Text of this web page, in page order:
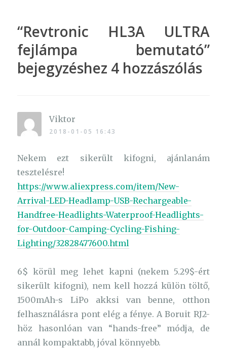
“Revtronic HL3A ULTRA
fejlámpa bemutató”
bejegyzéshez 4 hozzászólás
Viktor
2018-01-05 16:43
Nekem ezt sikerült kifogni, ajánlanám
tesztelésre!
https://www.aliexpress.com/item/New-
Arrival-LED-Headlamp-USB-Rechargeable-
Handfree-Headlights-Waterproof-Headlights-
for-Outdoor-Camping-Cycling-Fishing-
Lighting/32828477600.html
6$ körül meg lehet kapni (nekem 5.29$-ért
sikerült kifogni), nem kell hozzá külön töltő,
1500mAh-s LiPo akksi van benne, otthon
felhasználásra pont elég a fénye. A Boruit RJ2-
höz hasonlóan van “hands-free” módja, de
annál kompaktabb, jóval könnyebb.